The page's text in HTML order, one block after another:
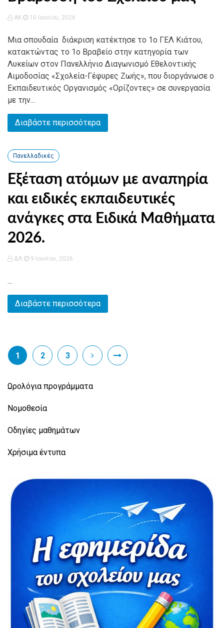
AK 10 Ιουνίου, 2026
Μια σπουδαία διάκριση κατέκτησε το 1ο ΓΕΛ Κιάτου,
κατακτώντας το 1ο Βραβείο στην κατηγορία των
Λυκείων στον Πανελλήνιο Διαγωνισμό Εθελοντικής
Αιμοδοσίας «Σχολεία-Γέφυρες Ζωής», που διοργάνωσε ο
Εκπαιδευτικός Οργανισμός «Ορίζοντες» σε συνεργασία
με την...
Διαβάστε περισσότερα
Πανελλαδικές
Εξέταση ατόμων με αναπηρία
και ειδικές εκπαιδευτικές
ανάγκες στα Ειδικά Μαθήματα
2026.
ΔΛ 9 Ιουνίου, 2026
...
Διαβάστε περισσότερα
1 2 3
Ωρολόγια προγράμματα
Νομοθεσία
Οδηγίες μαθημάτων
Χρήσιμα έντυπα